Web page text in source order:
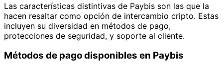
Las características distintivas de Paybis son las que la
hacen resaltar como opción de intercambio cripto. Estas
incluyen su diversidad en métodos de pago,
protecciones de seguridad, y soporte al cliente.
Métodos de pago disponibles en Paybis